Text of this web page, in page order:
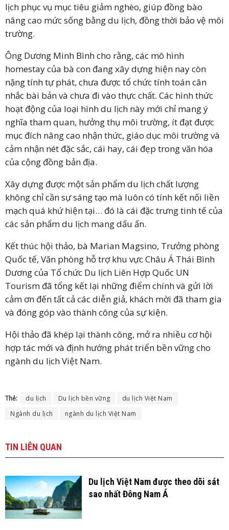
lịch phục vụ mục tiêu giảm nghèo, giúp đồng bào
nâng cao mức sống bằng du lịch, đồng thời bảo vệ môi
trường.
Ông Dương Minh Bình cho rằng, các mô hình
homestay của bà con đang xây dựng hiện nay còn
nặng tính tự phát, chưa được tổ chức tính toán cân
nhắc bài bản và chưa đi vào thực chất. Các hình thức
hoạt động của loại hình du lịch này mới chỉ mang ý
nghĩa tham quan, hưởng thụ môi trường, ít đạt được
mục đích nâng cao nhận thức, giáo dục môi trường và
cảm nhận nét đặc sắc, cái hay, cái đẹp trong văn hóa
của cộng đồng bản địa.
Xây dựng được một sản phẩm du lịch chất lượng
không chỉ cần sự sáng tạo mà luôn có tính kết nối liền
mạch quá khứ hiện tại… đó là cái đặc trưng tinh tế của
các sản phẩm du lịch mang dấu ấn.
Kết thúc hội thảo, bà Marian Magsino, Trưởng phòng
Quốc tế, Văn phòng hỗ trợ khu vực Châu Á Thái Bình
Dương của Tổ chức Du lịch Liên Hợp Quốc UN
Tourism đã tổng kết lại những điểm chính và gửi lời
cảm ơn đến tất cả các diễn giả, khách mời đã tham gia
và đóng góp vào thành công của sự kiện.
Hội thảo đã khép lại thành công, mở ra nhiều cơ hội
hợp tác mới và định hướng phát triển bền vững cho
ngành du lịch Việt Nam.
Thẻ: du lịch Du lịch bền vững
du lịch Việt Nam
Ngành du lịch
ngành du lịch Việt Nam
TIN LIÊN QUAN
Du lịch Việt Nam được theo dõi sát
sao nhất Đông Nam Á